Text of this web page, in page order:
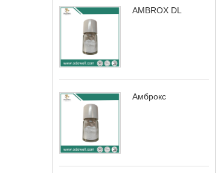
AMBROX DL
Амброкс